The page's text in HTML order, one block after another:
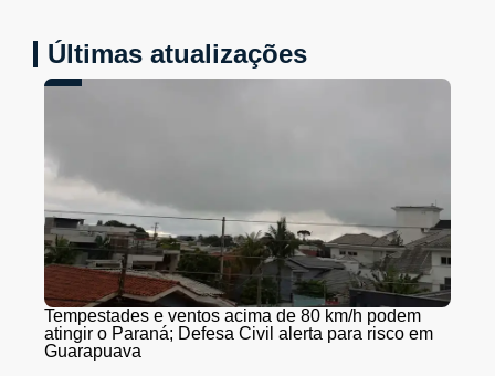
Últimas atualizações
Tempestades e ventos acima de 80 km/h podem
atingir o Paraná; Defesa Civil alerta para risco em
Guarapuava